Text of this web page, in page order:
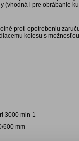
(vhodná i pre obrábanie
proti opotrebeniu
kolesu s
3000 min-1
600 mm